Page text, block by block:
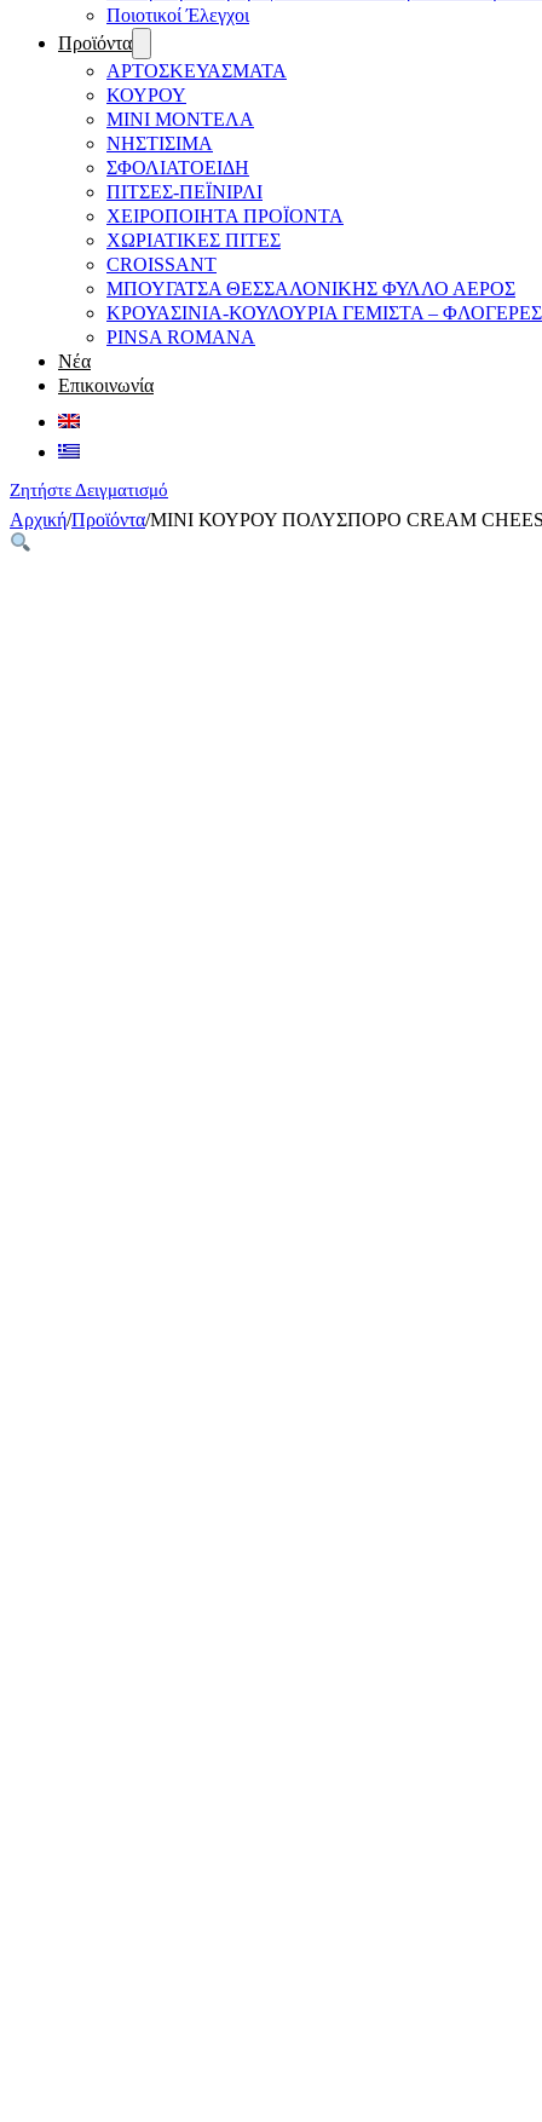
Ποιοτικοί Έλεγχοι
Προϊόντα
ΑΡΤΟΣΚΕΥΑΣΜΑΤΑ
ΚΟΥΡΟΥ
ΜΙΝΙ ΜΟΝΤΕΛΑ
ΝΗΣΤΙΣΙΜΑ
ΣΦΟΛΙΑΤΟΕΙΔΗ
ΠΙΤΣΕΣ-ΠΕΪΝΙΡΛΙ
ΧΕΙΡΟΠΟΙΗΤΑ ΠΡΟΪΟΝΤΑ
ΧΩΡΙΑΤΙΚΕΣ ΠΙΤΕΣ
CROISSANT
ΜΠΟΥΓΑΤΣΑ ΘΕΣΣΑΛΟΝΙΚΗΣ ΦΥΛΛΟ ΑΕΡΟΣ
ΚΡΟΥΑΣΙΝΙΑ-ΚΟΥΛΟΥΡΙΑ ΓΕΜΙΣΤΑ – ΦΛΟΓΕΡΕΣ
PINSA ROMANA
Νέα
Επικοινωνία
Ζητήστε Δειγματισμό
Αρχική/Προϊόντα/MINI ΚΟΥΡΟΥ ΠΟΛΥΣΠΟΡΟ CREAM